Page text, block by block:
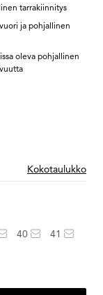
tarrakiinnitys
ja pohjallinen
oleva pohjallinen
Kokotaulukko
40
41